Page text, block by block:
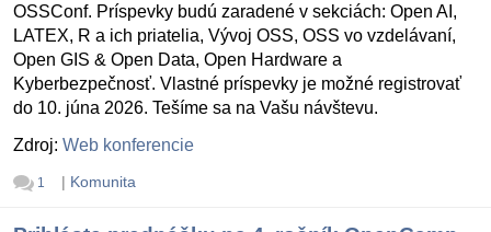
OSSConf. Príspevky budú zaradené v sekciách: Open AI,
LATEX, R a ich priatelia, Vývoj OSS, OSS vo vzdelávaní,
Open GIS & Open Data, Open Hardware a
Kyberbezpečnosť. Vlastné príspevky je možné registrovať
do 10. júna 2026. Tešíme sa na Vašu návštevu.
Zdroj: Web konferencie
1 | Komunita